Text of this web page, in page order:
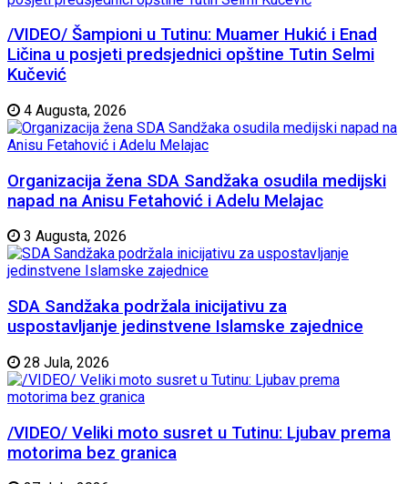
/VIDEO/ Šampioni u Tutinu: Muamer Hukić i Enad
Ličina u posjeti predsjednici opštine Tutin Selmi
Kučević
4 Augusta, 2026
Organizacija žena SDA Sandžaka osudila medijski
napad na Anisu Fetahović i Adelu Melajac
3 Augusta, 2026
SDA Sandžaka podržala inicijativu za
uspostavljanje jedinstvene Islamske zajednice
28 Jula, 2026
/VIDEO/ Veliki moto susret u Tutinu: Ljubav prema
motorima bez granica